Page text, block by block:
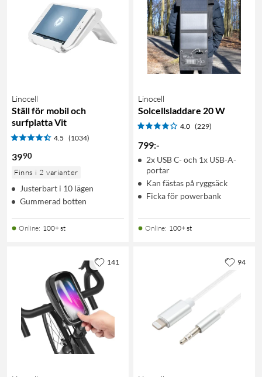
Linocell
Ställ för mobil och
surfplatta Vit
4.5 (1034)
3990
Finns i 2 varianter
Justerbart i 10 lägen
Gummerad botten
Online: 100+ st
Linocell
Solcellsladdare 20 W
4.0 (229)
799:-
2x USB C- och 1x USB-A-
portar
Kan fästas på ryggsäck
Ficka för powerbank
Online: 100+ st
141 94